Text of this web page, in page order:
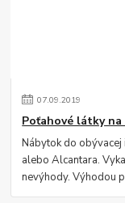
07.09.2019
Poťahové látky
Nábytok do obývacej
alebo Alcantara.
nevýhody. Výhodou